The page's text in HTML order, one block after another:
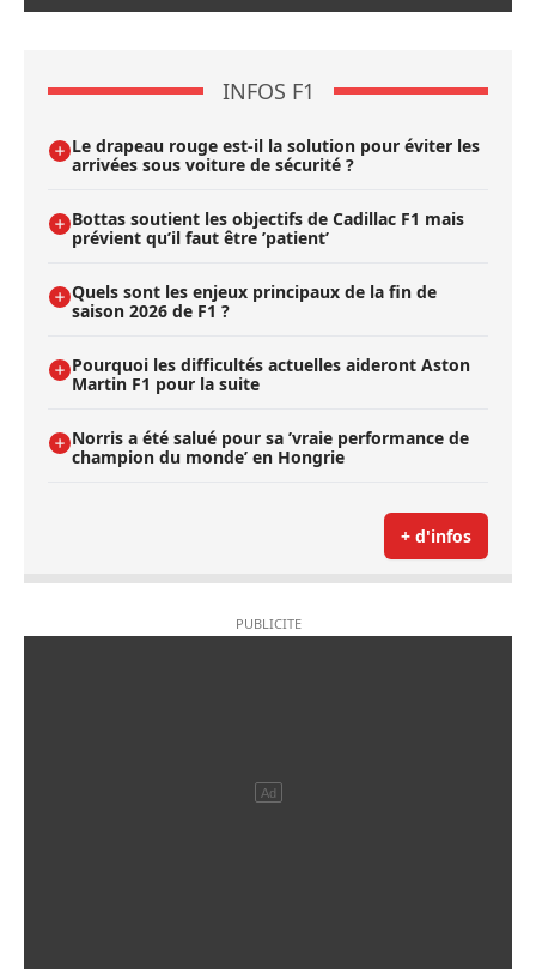
INFOS F1
Le drapeau rouge est-il la solution pour éviter les
arrivées sous voiture de sécurité ?
Bottas soutient les objectifs de Cadillac F1 mais
prévient qu’il faut être ’patient’
Quels sont les enjeux principaux de la fin de
saison 2026 de F1 ?
Pourquoi les difficultés actuelles aideront Aston
Martin F1 pour la suite
Norris a été salué pour sa ’vraie performance de
champion du monde’ en Hongrie
+ d'infos